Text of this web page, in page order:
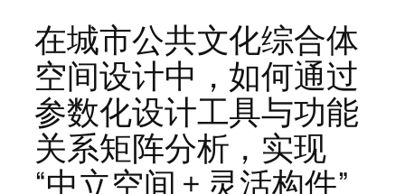
在城市公共文化综合体
空间设计中，如何通过
参数化设计工具与功能
关系矩阵分析，实现
“中立空间 + 灵活构件”